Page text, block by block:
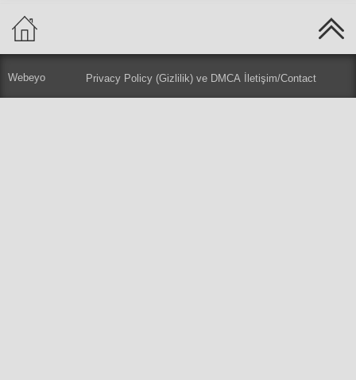
Webeyo Privacy Policy (Gizlilik) ve DMCA İletişim/Contact